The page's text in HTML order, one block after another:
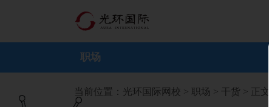
职场
当前位置： 光环国际网校 > 职场 > 干货 > 正文